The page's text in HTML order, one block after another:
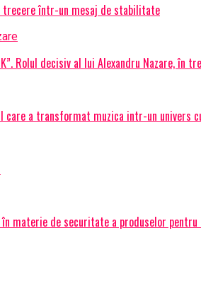
trecere într-un mesaj de stabilitate
Rolul decisiv al lui Alexandru Nazare, în
care a transformat muzica intr-un univers
în materie de securitate a produselor